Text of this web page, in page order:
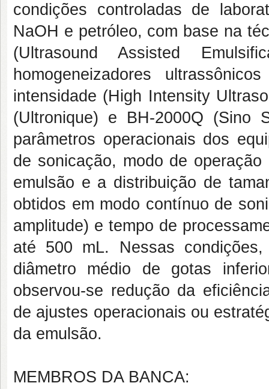
condições controladas de
NaOH e petróleo, com base na
(Ultrasound Assisted
homogeneizadores
intensidade (High Intensity
(Ultronique) e BH-2000Q (Sino
parâmetros operacionais dos
de sonicação, modo de
emulsão e a distribuição de
obtidos em modo contínuo de
amplitude) e tempo de
até 500 mL. Nessas
diâmetro médio de gotas
observou-se redução da
de ajustes operacionais ou
da emulsão.
MEMBROS DA BANCA: